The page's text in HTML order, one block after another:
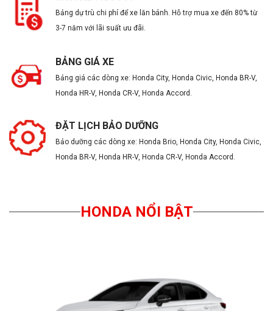
Bảng dự trù chi phí để xe lăn bánh. Hỗ trợ mua xe đến 80% từ
3-7 năm với lãi suất ưu đãi.
BẢNG GIÁ XE
Bảng giá các dòng xe: Honda City, Honda Civic, Honda BR-V,
Honda HR-V, Honda CR-V, Honda Accord.
ĐẶT LỊCH BẢO DƯỠNG
Bảo dưỡng các dòng xe: Honda Brio, Honda City, Honda Civic,
Honda BR-V, Honda HR-V, Honda CR-V, Honda Accord.
HONDA NỔI BẬT